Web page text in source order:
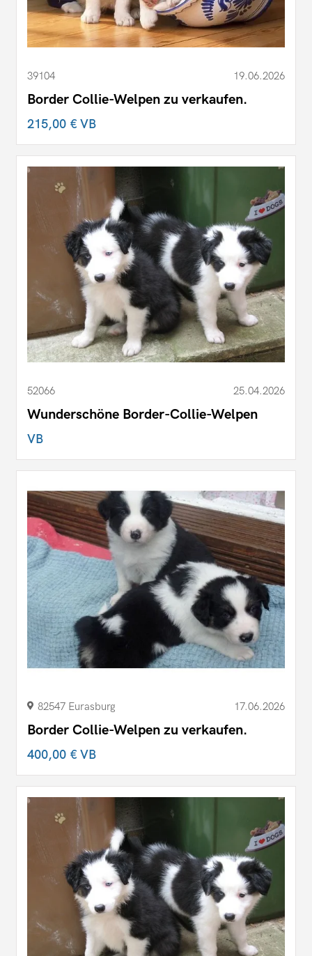
39104 19.06.2026
Border Collie-Welpen zu verkaufen.
215,00 €VB
52066 25.04.2026
Wunderschöne Border-Collie-Welpen
VB
82547 Eurasburg 17.06.2026
Border Collie-Welpen zu verkaufen.
400,00 €VB